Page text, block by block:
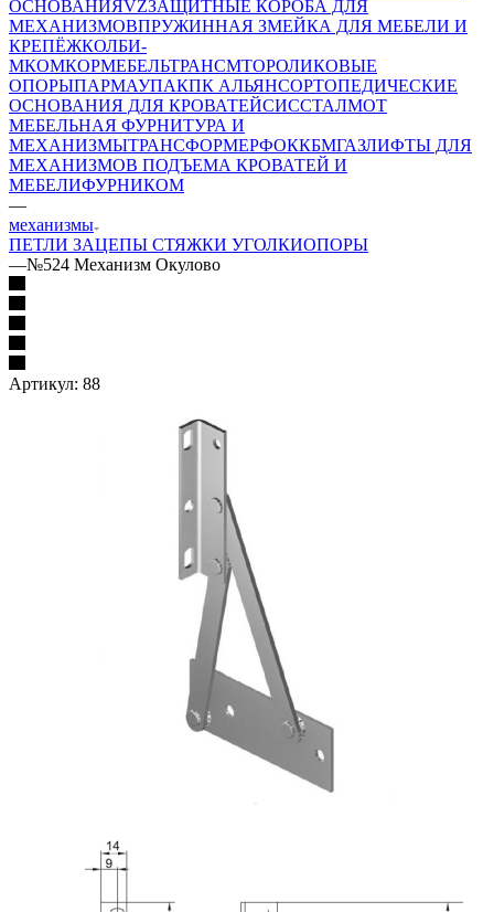
ОСНОВАНИЯVZЗАЩИТНЫЕ КОРОБА ДЛЯ
МЕХАНИЗМОВПРУЖИННАЯ ЗМЕЙКА ДЛЯ МЕБЕЛИ И
КРЕПЁЖКОЛБИ-
МКОМКОРМЕБЕЛЬТРАНСMTOРОЛИКОВЫЕ
ОПОРЫПАРМАУПАКПК АЛЬЯНСОРТОПЕДИЧЕСКИЕ
ОСНОВАНИЯ ДЛЯ КРОВАТЕЙСИССТАЛМОТ
МЕБЕЛЬНАЯ ФУРНИТУРА И
МЕХАНИЗМЫТРАНСФОРМЕРФОККБМГАЗЛИФТЫ ДЛЯ
МЕХАНИЗМОВ ПОДЪЕМА КРОВАТЕЙ И
МЕБЕЛИФУРНИКОМ
—
механизмы
ПЕТЛИ ЗАЦЕПЫ СТЯЖКИ УГОЛКИОПОРЫ
—№524 Механизм Окулово
Артикул: 88